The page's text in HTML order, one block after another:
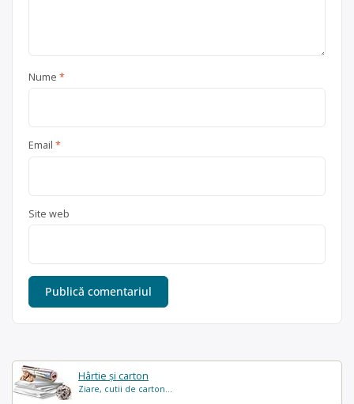
Hârtie și carton
Ziare, cutii de carton...
Nume *
Email *
Site web